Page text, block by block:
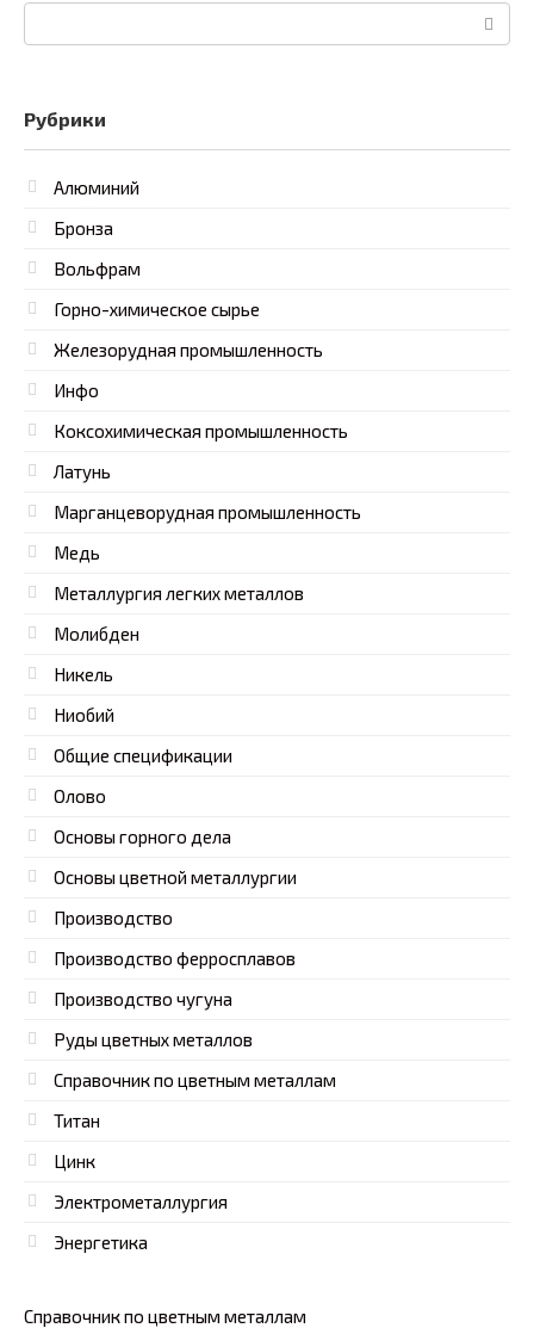
Поиск:
Рубрики
Алюминий
Бронза
Вольфрам
Горно-химическое сырье
Железорудная промышленность
Инфо
Коксохимическая промышленность
Латунь
Марганцеворудная промышленность
Медь
Металлургия легких металлов
Молибден
Никель
Ниобий
Общие спецификации
Олово
Основы горного дела
Основы цветной металлургии
Производство
Производство ферросплавов
Производство чугуна
Руды цветных металлов
Справочник по цветным металлам
Титан
Цинк
Электрометаллургия
Энергетика
Справочник по цветным металлам